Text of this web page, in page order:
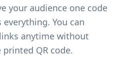
your audience one code
You can
anytime without
QR code.